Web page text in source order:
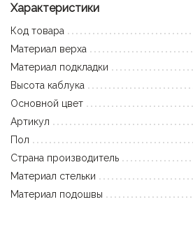
Характеристики
Код товара
Материал верха
Материал подкладки
Высота каблука
Основной цвет
Артикул
Пол
Страна производитель
Материал стельки
Материал подошвы